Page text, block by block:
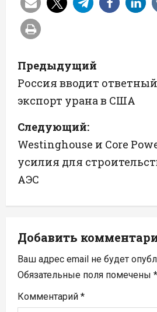
Н
а
в
и
г
а
ц
и
я
п
о
Предыдущий
Россия вводит
экспорт урана в США
Следующий:
Westinghouse и Core
усилия для
АЭС
Добавить
Ваш адрес email не будет
Обязательные поля помечены *
Комментарий *